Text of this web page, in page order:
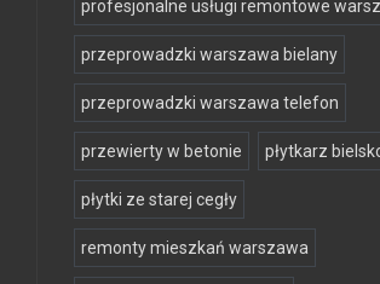
profesjonalne usługi remontowe
przeprowadzki warszawa bielany
przeprowadzki warszawa telefon
przewierty w betonie płytkarz
płytki ze starej cegły
remonty mieszkań warszawa